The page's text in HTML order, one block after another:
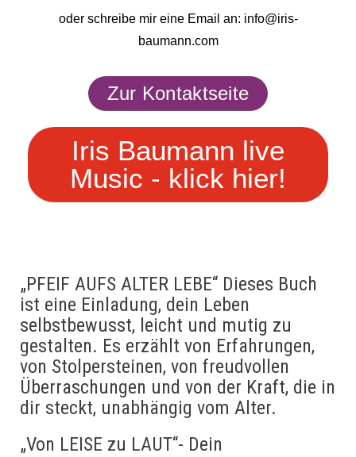
oder schreibe mir eine Email an: info@iris-
baumann.com
Zur Kontaktseite
Iris Baumann live
Music - klick hier!
„PFEIF AUFS ALTER LEBE“ Dieses Buch
ist eine Einladung, dein Leben
selbstbewusst, leicht und mutig zu
gestalten. Es erzählt von Erfahrungen,
von Stolpersteinen, von freudvollen
Überraschungen und von der Kraft, die in
dir steckt, unabhängig vom Alter.
„Von LEISE zu LAUT“- Dein